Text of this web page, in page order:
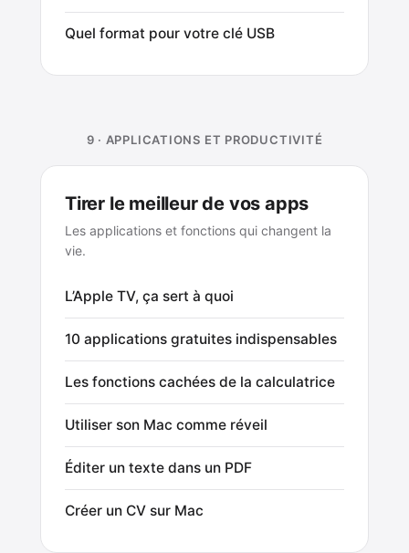
Quel format pour votre clé USB
9 · APPLICATIONS ET PRODUCTIVITÉ
Tirer le meilleur de vos apps
Les applications et fonctions qui changent la
vie.
L’Apple TV, ça sert à quoi
10 applications gratuites indispensables
Les fonctions cachées de la calculatrice
Utiliser son Mac comme réveil
Éditer un texte dans un PDF
Créer un CV sur Mac